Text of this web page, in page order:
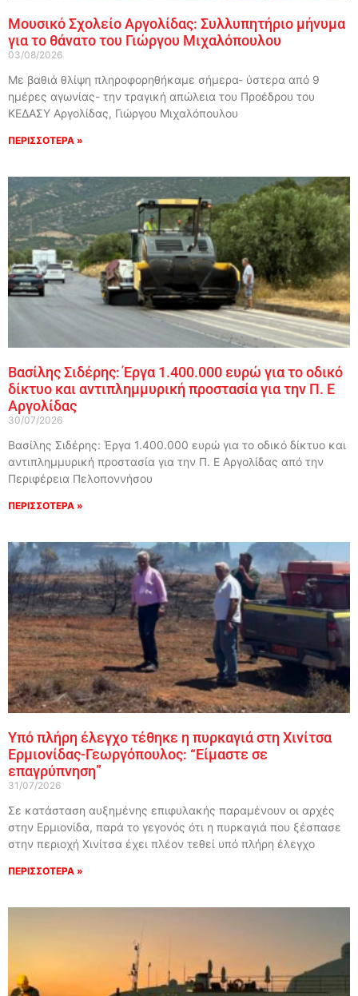
Μουσικό Σχολείο Αργολίδας: Συλλυπητήριο μήνυμα
για το θάνατο του Γιώργου Μιχαλόπουλου
03/08/2026
Με βαθιά θλίψη πληροφορηθήκαμε σήμερα- ύστερα από 9
ημέρες αγωνίας- την τραγική απώλεια του Προέδρου του
ΚΕΔΑΣΥ Αργολίδας, Γιώργου Μιχαλόπουλου
ΠΕΡΙΣΣΟΤΕΡΑ »
Βασίλης Σιδέρης: Έργα 1.400.000 ευρώ για το οδικό
δίκτυο και αντιπλημμυρική προστασία για την Π. Ε
Αργολίδας
30/07/2026
Βασίλης Σιδέρης: Έργα 1.400.000 ευρώ για το οδικό δίκτυο και
αντιπλημμυρική προστασία για την Π. Ε Αργολίδας από την
Περιφέρεια Πελοποννήσου
ΠΕΡΙΣΣΟΤΕΡΑ »
Υπό πλήρη έλεγχο τέθηκε η πυρκαγιά στη Χινίτσα
Ερμιονίδας-Γεωργόπουλος: “Είμαστε σε
επαγρύπνηση”
31/07/2026
Σε κατάσταση αυξημένης επιφυλακής παραμένουν οι αρχές
στην Ερμιονίδα, παρά το γεγονός ότι η πυρκαγιά που ξέσπασε
στην περιοχή Χινίτσα έχει πλέον τεθεί υπό πλήρη έλεγχο
ΠΕΡΙΣΣΟΤΕΡΑ »